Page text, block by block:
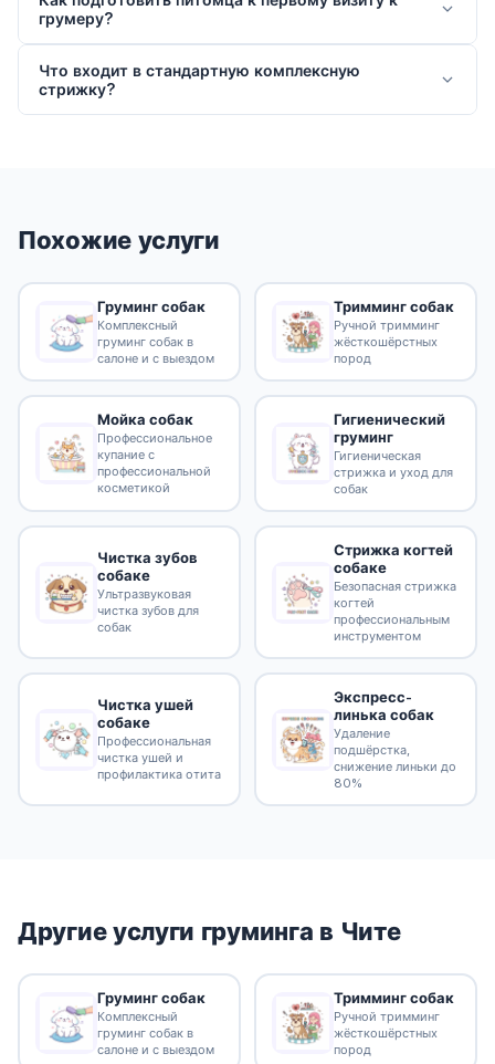
грумеру?
Что входит в стандартную комплексную
стрижку?
Похожие услуги
Груминг собак
Комплексный
груминг собак в
салоне и с выездом
Тримминг собак
Ручной тримминг
жёсткошёрстных
пород
Мойка собак
Профессиональное
купание с
профессиональной
косметикой
Гигиенический
груминг
Гигиеническая
стрижка и уход для
собак
Чистка зубов
собаке
Ультразвуковая
чистка зубов для
собак
Стрижка когтей
собаке
Безопасная стрижка
когтей
профессиональным
инструментом
Чистка ушей
собаке
Профессиональная
чистка ушей и
профилактика отита
Экспресс-
линька собак
Удаление
подшёрстка,
снижение линьки до
80%
Другие услуги груминга в Чите
Груминг собак
Комплексный
груминг собак в
салоне и с выездом
Тримминг собак
Ручной тримминг
жёсткошёрстных
пород